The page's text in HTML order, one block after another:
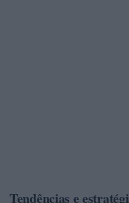
Tendências e